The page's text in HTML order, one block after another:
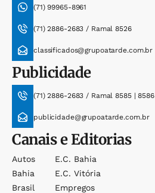
(71) 99965-8961
(71) 2886-2683 / Ramal 8526
classificados@grupoatarde.com.br
Publicidade
(71) 2886-2683 / Ramal 8585 | 8586
publicidade@grupoatarde.com.br
Canais e Editorias
Autos
Bahia
Brasil
E.c. Bahia
E.c. Vitória
Empregos